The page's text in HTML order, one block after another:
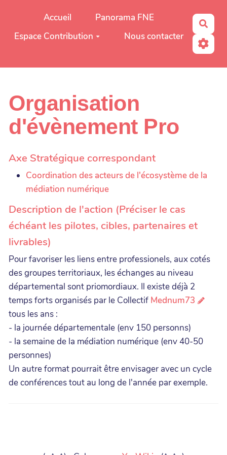
Aller au contenu principal
Accueil
Panorama FNE
Espace Contribution
Nous contacter
Organisation
d'évènement Pro
Axe Stratégique correspondant
Coordination des acteurs de l'écosystème de la
médiation numérique
Description de l'action (Préciser le cas
échéant les pilotes, cibles, partenaires et
livrables)
Pour favoriser les liens entre professionels, aux cotés
des groupes territoriaux, les échanges au niveau
départemental sont priomordiaux. Il existe déjà 2
temps forts organisés par le Collectif Mednum73
tous les ans :
- la journée départementale (env 150 personns)
- la semaine de la médiation numérique (env 40-50
personnes)
Un autre format pourrait être envisager avec un cycle
de conférences tout au long de l'année par exemple.